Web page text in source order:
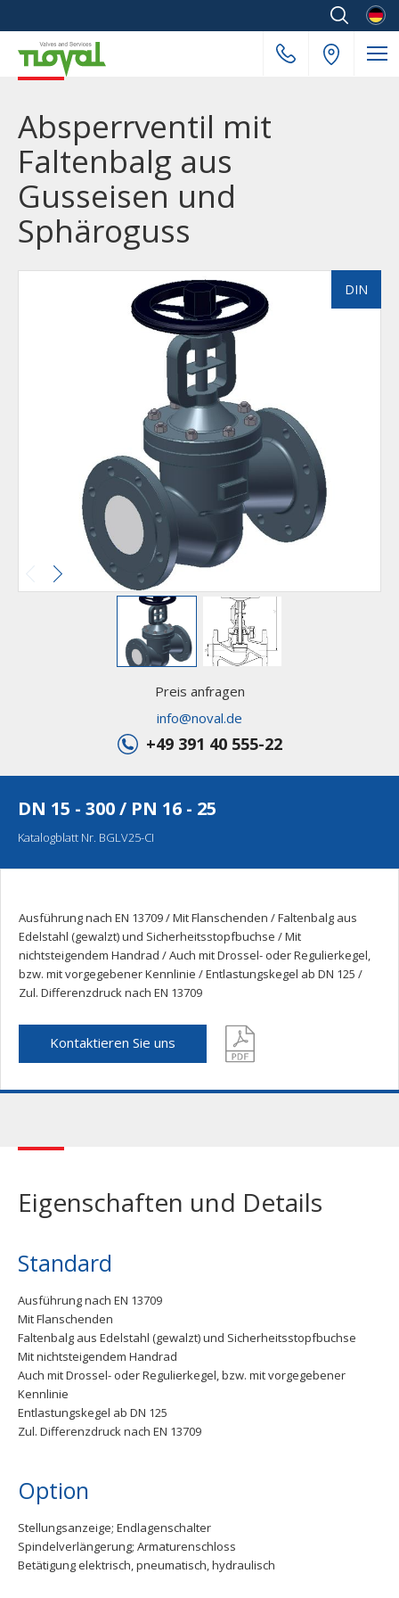
Absperrventil mit
Faltenbalg aus
Gusseisen und
Sphäroguss
DIN
Preis anfragen
info@noval.de
+49 391 40 555-22
DN 15 - 300 / PN 16 - 25
Katalogblatt Nr. BGLV25-CI
Ausführung nach EN 13709 / Mit Flanschenden / Faltenbalg aus
Edelstahl (gewalzt) und Sicherheitsstopfbuchse / Mit
nichtsteigendem Handrad / Auch mit Drossel- oder Regulierkegel,
bzw. mit vorgegebener Kennlinie / Entlastungskegel ab DN 125 /
Zul. Differenzdruck nach EN 13709
Kontaktieren Sie uns
Eigenschaften und Details
Standard
Ausführung nach EN 13709
Mit Flanschenden
Faltenbalg aus Edelstahl (gewalzt) und Sicherheitsstopfbuchse
Mit nichtsteigendem Handrad
Auch mit Drossel- oder Regulierkegel, bzw. mit vorgegebener
Kennlinie
Entlastungskegel ab DN 125
Zul. Differenzdruck nach EN 13709
Option
Stellungsanzeige; Endlagenschalter
Spindelverlängerung; Armaturenschloss
Betätigung elektrisch, pneumatisch, hydraulisch